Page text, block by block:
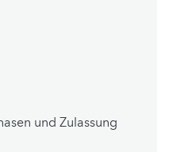
und Zulassung